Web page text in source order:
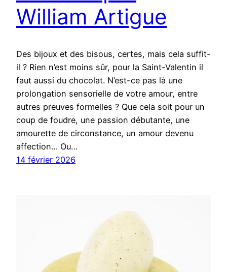
William Artigue
Des bijoux et des bisous, certes, mais cela suffit-
il ? Rien n’est moins sûr, pour la Saint-Valentin il
faut aussi du chocolat. N’est-ce pas là une
prolongation sensorielle de votre amour, entre
autres preuves formelles ? Que cela soit pour un
coup de foudre, une passion débutante, une
amourette de circonstance, un amour devenu
affection… Ou…
14 février 2026